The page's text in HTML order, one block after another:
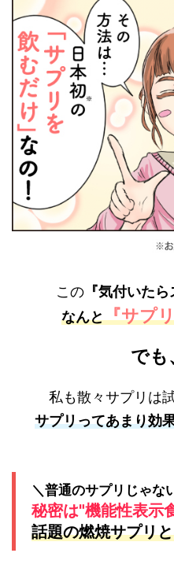
この 『気付いたら
なんと『サプ
でも
私も散々サプリは
サプリってあまり効
＼普通のサプリじゃな
秘密は"機能性表示
話題の燃焼サプリ